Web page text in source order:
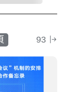
93